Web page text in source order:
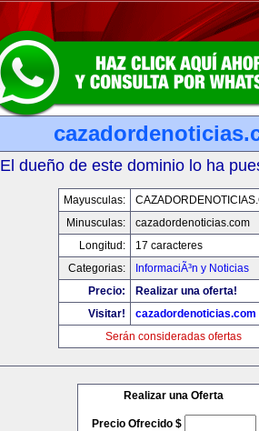
El dueño de este dominio lo ha
Mayusculas:
Minusculas:
cazadordenoticias.com
Longitud:
17 caracteres
Categorias:
InformaciÃ³n y Noticias
Precio:
Realizar una oferta!
Visitar!
cazadordenoticias.com
Serán consideradas ofertas
Realizar una Oferta
Precio Ofrecido $